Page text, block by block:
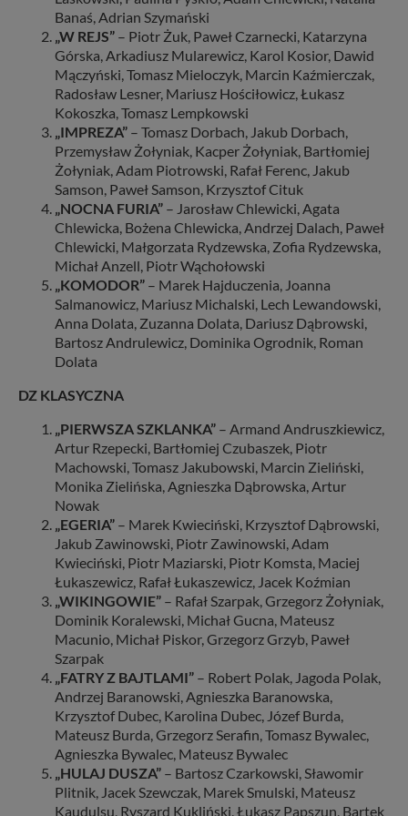
Banaś, Adrian Szymański
„W REJS” – Piotr Żuk, Paweł Czarnecki, Katarzyna
Górska, Arkadiusz Mularewicz, Karol Kosior, Dawid
Mączyński, Tomasz Mieloczyk, Marcin Kaźmierczak,
Radosław Lesner, Mariusz Hościłowicz, Łukasz
Kokoszka, Tomasz Lempkowski
„IMPREZA” – Tomasz Dorbach, Jakub Dorbach,
Przemysław Żołyniak, Kacper Żołyniak, Bartłomiej
Żołyniak, Adam Piotrowski, Rafał Ferenc, Jakub
Samson, Paweł Samson, Krzysztof Cituk
„NOCNA FURIA” – Jarosław Chlewicki, Agata
Chlewicka, Bożena Chlewicka, Andrzej Dalach, Paweł
Chlewicki, Małgorzata Rydzewska, Zofia Rydzewska,
Michał Anzell, Piotr Wąchołowski
„KOMODOR” – Marek Hajduczenia, Joanna
Salmanowicz, Mariusz Michalski, Lech Lewandowski,
Anna Dolata, Zuzanna Dolata, Dariusz Dąbrowski,
Bartosz Andrulewicz, Dominika Ogrodnik, Roman
Dolata
DZ KLASYCZNA
„PIERWSZA SZKLANKA” – Armand Andruszkiewicz,
Artur Rzepecki, Bartłomiej Czubaszek, Piotr
Machowski, Tomasz Jakubowski, Marcin Zieliński,
Monika Zielińska, Agnieszka Dąbrowska, Artur
Nowak
„EGERIA” – Marek Kwieciński, Krzysztof Dąbrowski,
Jakub Zawinowski, Piotr Zawinowski, Adam
Kwieciński, Piotr Maziarski, Piotr Komsta, Maciej
Łukaszewicz, Rafał Łukaszewicz, Jacek Koźmian
„WIKINGOWIE” – Rafał Szarpak, Grzegorz Żołyniak,
Dominik Koralewski, Michał Gucna, Mateusz
Macunio, Michał Piskor, Grzegorz Grzyb, Paweł
Szarpak
„FATRY Z BAJTLAMI” – Robert Polak, Jagoda Polak,
Andrzej Baranowski, Agnieszka Baranowska,
Krzysztof Dubec, Karolina Dubec, Józef Burda,
Mateusz Burda, Grzegorz Serafin, Tomasz Bywalec,
Agnieszka Bywalec, Mateusz Bywalec
„HULAJ DUSZA” – Bartosz Czarkowski, Sławomir
Plitnik, Jacek Szewczak, Marek Smulski, Mateusz
Kaudulsu, Ryszard Kukliński, Łukasz Papszun, Bartek